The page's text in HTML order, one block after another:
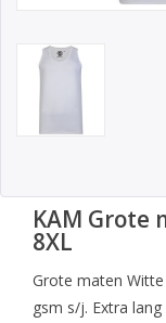
KAM Grote
8XL
Grote maten
gsm s/j. Extra